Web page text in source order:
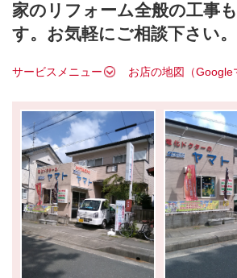
家のリフォーム全般の工事
す。お気軽にご相談下さい。
サービスメニュー お店の地図（Google